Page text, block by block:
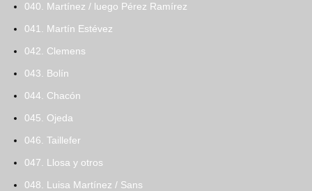
040. Martínez / luego Pérez Ramírez
041. Martín Estévez
042. Clemens
043. Bolín
044. Chacón
045. Ojeda
046. Taillefer
047. Llosa y otros
048. Luisa Martínez / Sans